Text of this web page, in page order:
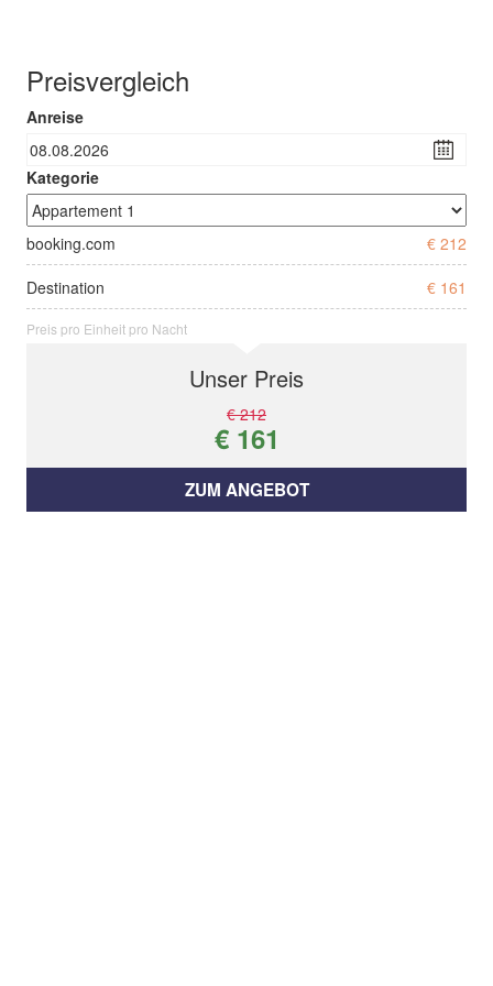
Preisvergleich
Anreise
Kategorie
booking.com
€ 212
Destination
€ 161
Preis pro Einheit pro Nacht
Unser Preis
€ 212
€ 161
ZUM ANGEBOT